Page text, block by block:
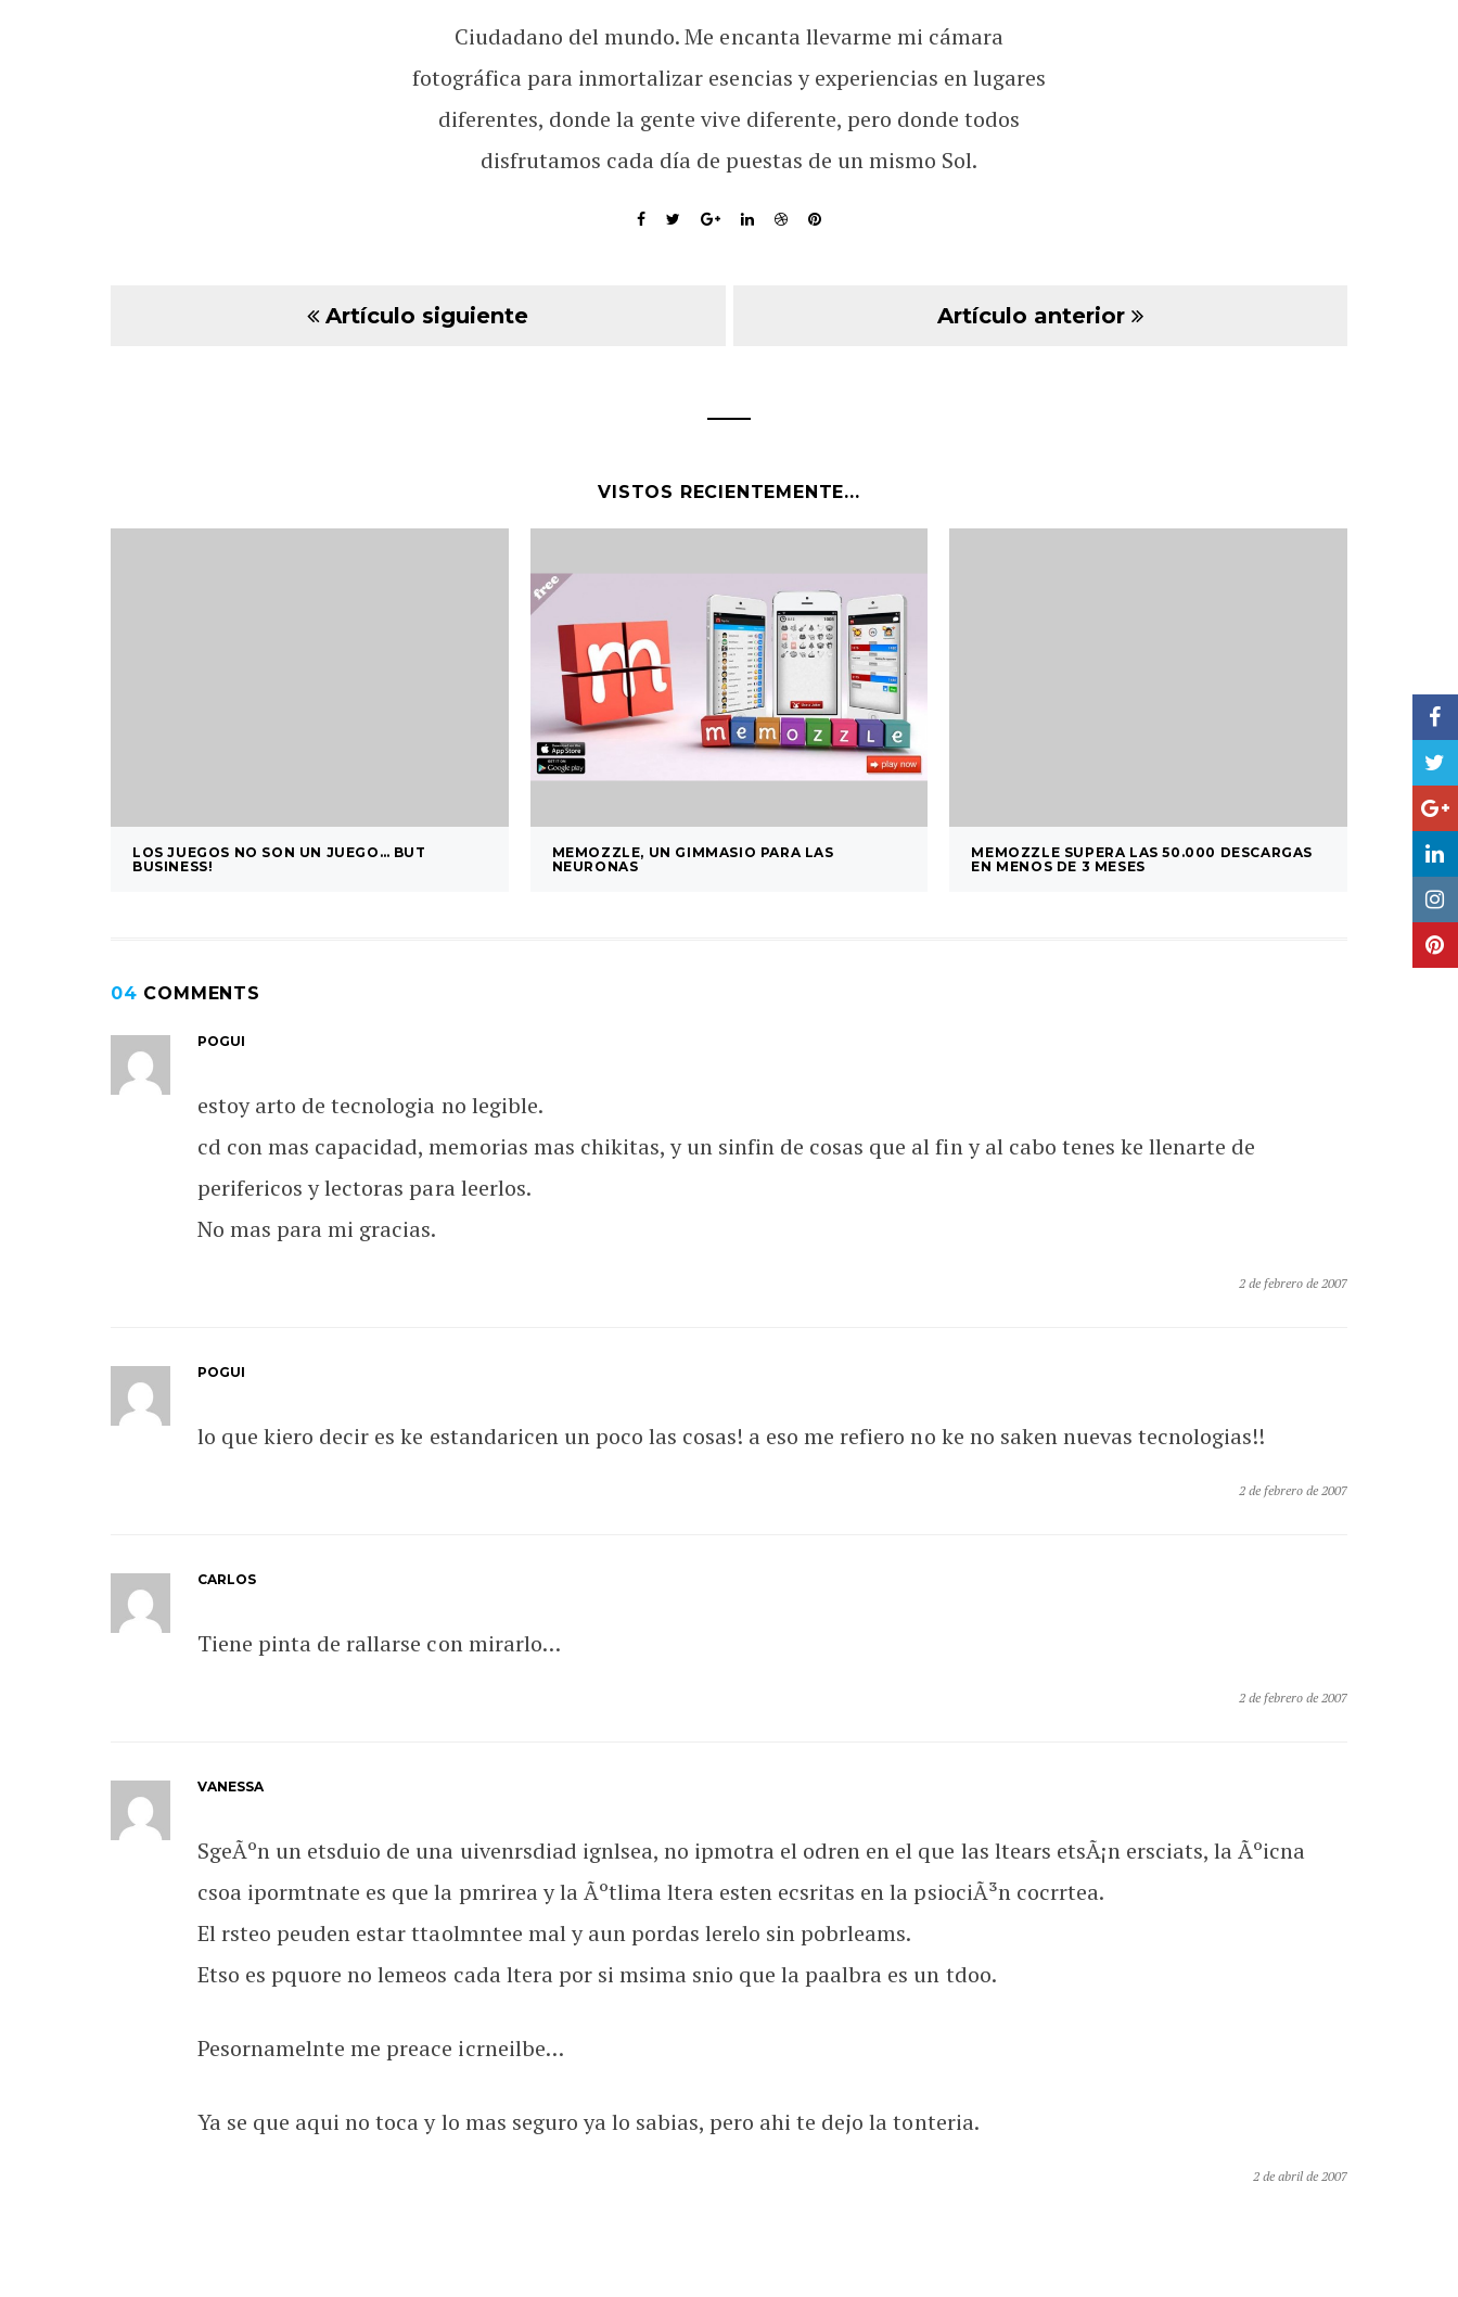
Ciudadano del mundo. Me encanta llevarme mi cámara
fotográfica para inmortalizar esencias y experiencias en lugares
diferentes, donde la gente vive diferente, pero donde todos
disfrutamos cada día de puestas de un mismo Sol.
Artículo siguiente Artículo anterior
VISTOS RECIENTEMENTE...
LOS JUEGOS NO SON UN JUEGO… BUT
BUSINESS!
MEMOZZLE, UN GIMMASIO PARA LAS
NEURONAS
MEMOZZLE SUPERA LAS 50.000 DESCARGAS
EN MENOS DE 3 MESES
¿CÓMO
LOS
04 COMMENTS
POGUI
estoy arto de tecnologia no legible.
cd con mas capacidad, memorias mas chikitas, y un sinfin de cosas que al fin y al cabo tenes ke llenarte de
perifericos y lectoras para leerlos.
No mas para mi gracias.
2 de febrero de 2007
POGUI
lo que kiero decir es ke estandaricen un poco las cosas! a eso me refiero no ke no saken nuevas tecnologias!!
2 de febrero de 2007
CARLOS
Tiene pinta de rallarse con mirarlo…
2 de febrero de 2007
VANESSA
SgeÃºn un etsduio de una uivenrsdiad ignlsea, no ipmotra el odren en el que las ltears etsÃ¡n ersciats, la Ãºicna
csoa ipormtnate es que la pmrirea y la Ãºtlima ltera esten ecsritas en la psiociÃ³n cocrrtea.
El rsteo peuden estar ttaolmntee mal y aun pordas lerelo sin pobrleams.
Etso es pquore no lemeos cada ltera por si msima snio que la paalbra es un tdoo.
Pesornamelnte me preace icrneilbe…
Ya se que aqui no toca y lo mas seguro ya lo sabias, pero ahi te dejo la tonteria.
2 de abril de 2007